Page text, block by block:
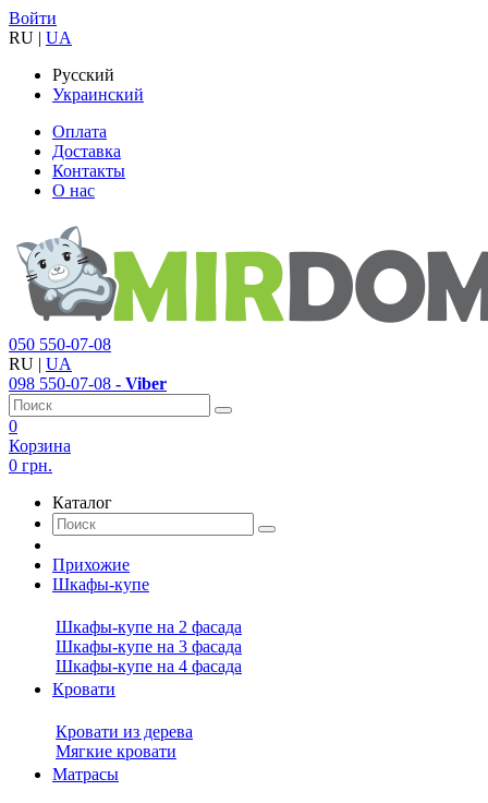
Войти
RU | UA
Русский
Украинский
Оплата
Доставка
Контакты
О нас
050 550-07-08
RU | UA
098 550-07-08 - Viber
0
Корзина
0 грн.
Каталог
Прихожие
Шкафы-купе
Шкафы-купе на 2 фасада
Шкафы-купе на 3 фасада
Шкафы-купе на 4 фасада
Кровати
Кровати из дерева
Мягкие кровати
Матрасы